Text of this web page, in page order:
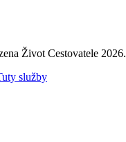
Život Cestovatele 2026.
služby